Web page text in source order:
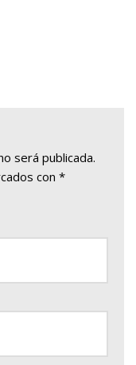
será publicada.
con *